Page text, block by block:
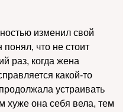
изменил свой
что не стоит
раз, когда жена
какой-то
устраивать
хуже она себя вела, тем